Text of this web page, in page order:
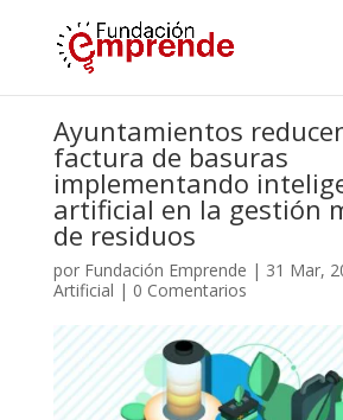
Ayuntamientos
factura de basuras
implementando
artificial en la gestión
de residuos
por Fundación Emprende | 31 Mar,
Artificial | 0 Comentarios